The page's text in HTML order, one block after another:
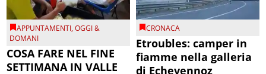
APPUNTAMENTI,OGGI &
DOMANI
COSA FARE NEL FINE
SETTIMANA IN VALLE
CRONACA
Etroubles: camper in
fiamme nella galleria
di Echevennoz